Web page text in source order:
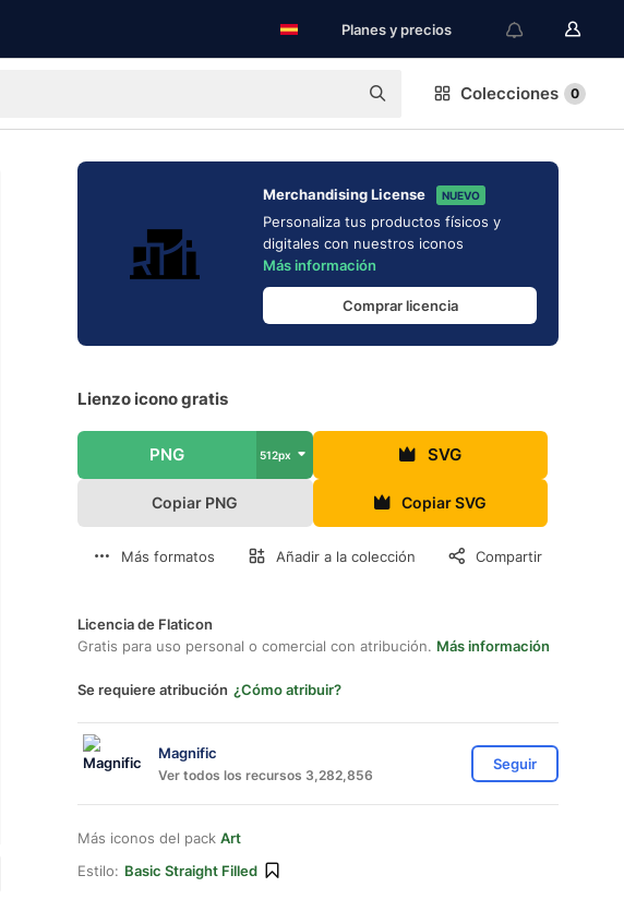
Planes y precios
Colecciones 0
Merchandising License NUEVO
Personaliza tus productos físicos y
digitales con nuestros iconos
Más información
Comprar licencia
Lienzo icono gratis
PNG 512px SVG
Copiar PNG Copiar SVG
Más formatos Añadir a la colección Compartir
Licencia de Flaticon
Gratis para uso personal o comercial con atribución. Más información
Se requiere atribución ¿Cómo atribuir?
Magnific
Ver todos los recursos 3,282,856
Seguir
Más iconos del pack Art
Estilo: Basic Straight Filled